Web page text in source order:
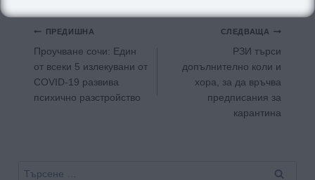
Навигация
ПРЕДИШНА
Проучване сочи: Един
от всеки 5 излекувани от
COVID-19 развива
психично разстройство
СЛЕДВАЩА
РЗИ търси
допълнително коли и
хора, за да връчва
предписания за
карантина
Търсене